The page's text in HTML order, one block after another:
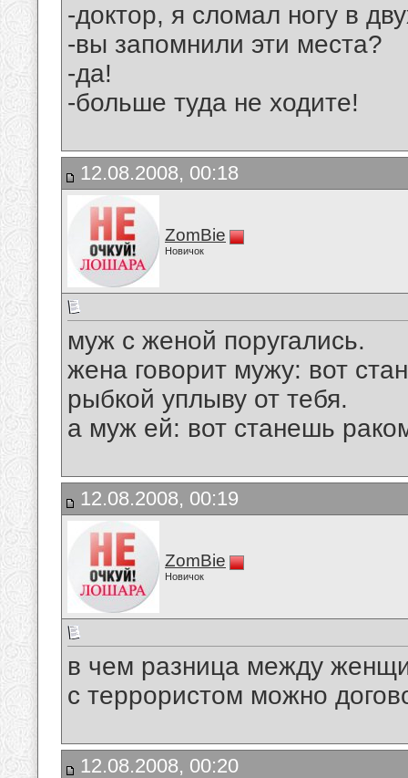
-доктор, я сломал ногу в
-вы запомнили эти места?
-да!
-больше туда не ходите!
12.08.2008, 00:18
ZomBie
Новичок
муж с женой поругались.
жена говорит мужу: вот
рыбкой уплыву от тебя.
а муж ей: вот станешь
12.08.2008, 00:19
ZomBie
Новичок
в чем разница между
с террористом можно
12.08.2008, 00:20